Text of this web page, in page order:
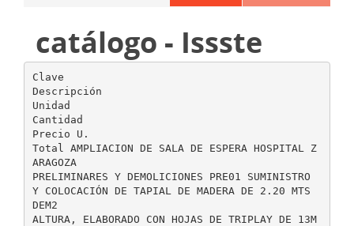
catálogo - Issste
Clave
Descripción
Unidad
Cantidad
Precio U.
Total AMPLIACION DE SALA DE ESPERA HOSPITAL Z
ARAGOZA
PRELIMINARES Y DEMOLICIONES PRE01 SUMINISTRO
Y COLOCACIÓN DE TAPIAL DE MADERA DE 2.20 MTS
DEM2
ALTURA, ELABORADO CON HOJAS DE TRIPLAY DE 13M